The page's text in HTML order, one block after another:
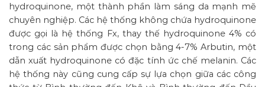
hydroquinone, một thành phần làm sáng da mạnh mẽ
chuyên nghiệp. Các hệ thống không chứa hydroquinone
được gọi là hệ thống Fx, thay thế hydroquinone 4% có
trong các sản phẩm được chọn bằng 4-7% Arbutin, một
dẫn xuất hydroquinone có đặc tính ức chế melanin. Các
hệ thống này cũng cung cấp sự lựa chọn giữa các công